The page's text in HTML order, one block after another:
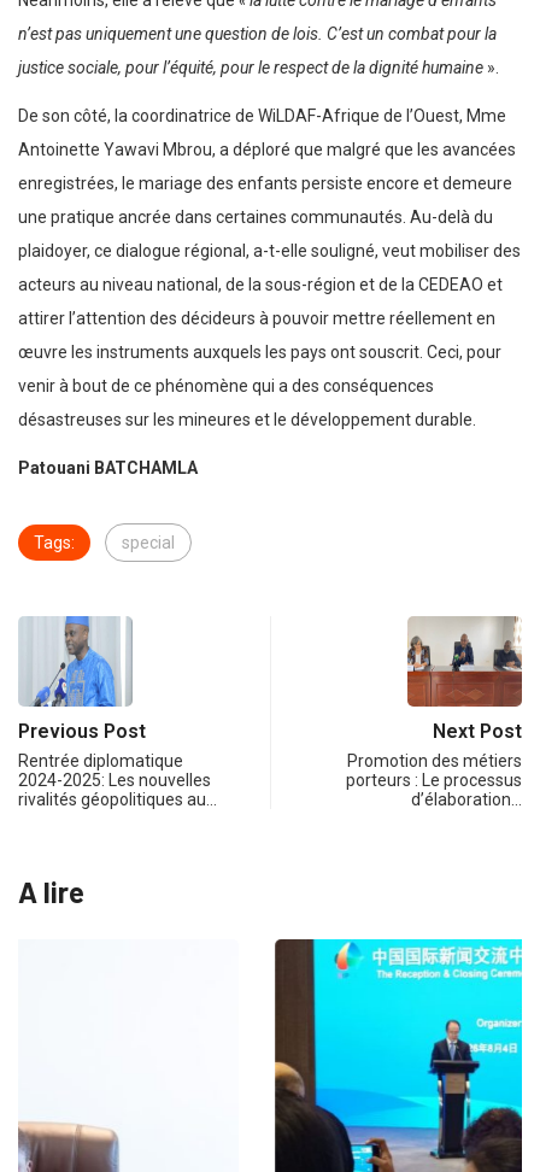
n’est pas uniquement une question de lois. C’est un combat pour la
justice sociale, pour l’équité, pour le respect de la dignité humaine ».
De son côté, la coordinatrice de WiLDAF-Afrique de l’Ouest, Mme
Antoinette Yawavi Mbrou, a déploré que malgré que les avancées
enregistrées, le mariage des enfants persiste encore et demeure
une pratique ancrée dans certaines communautés. Au-delà du
plaidoyer, ce dialogue régional, a-t-elle souligné, veut mobiliser des
acteurs au niveau national, de la sous-région et de la CEDEAO et
attirer l’attention des décideurs à pouvoir mettre réellement en
œuvre les instruments auxquels les pays ont souscrit. Ceci, pour
venir à bout de ce phénomène qui a des conséquences
désastreuses sur les mineures et le développement durable.
Patouani BATCHAMLA
Tags: special
Previous Post
Rentrée diplomatique
2024-2025: Les nouvelles
rivalités géopolitiques au…
Next Post
Promotion des métiers
porteurs : Le processus
d’élaboration…
A lire